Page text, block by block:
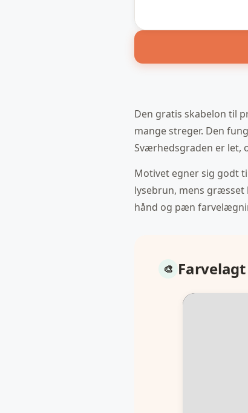
Den gratis skabelon til
mange streger. Den
Sværhedsgraden er let,
Motivet egner sig godt
lysebrun, mens græsset
hånd og pæn